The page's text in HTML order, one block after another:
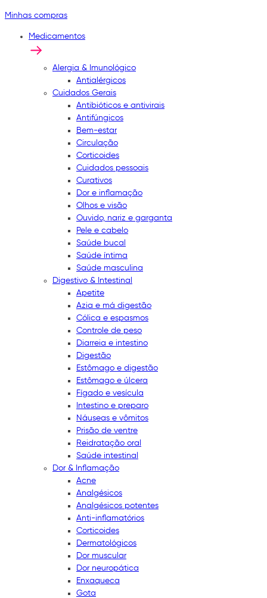
Minhas compras
Medicamentos
Alergia & Imunológico
Antialérgicos
Cuidados Gerais
Antibióticos e antivirais
Antifúngicos
Bem-estar
Circulação
Corticoides
Cuidados pessoais
Curativos
Dor e inflamação
Olhos e visão
Ouvido, nariz e garganta
Pele e cabelo
Saúde bucal
Saúde íntima
Saúde masculina
Digestivo & Intestinal
Apetite
Azia e má digestão
Cólica e espasmos
Controle de peso
Diarreia e intestino
Digestão
Estômago e digestão
Estômago e úlcera
Fígado e vesícula
Intestino e preparo
Náuseas e vômitos
Prisão de ventre
Reidratação oral
Saúde intestinal
Dor & Inflamação
Acne
Analgésicos
Analgésicos potentes
Anti-inflamatórios
Corticoides
Dermatológicos
Dor muscular
Dor neuropática
Enxaqueca
Gota